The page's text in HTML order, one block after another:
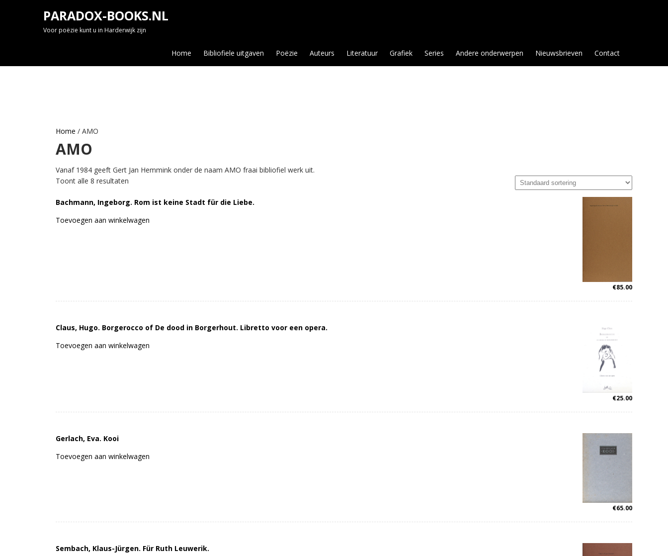
PARADOX-BOOKS.NL
Voor poëzie kunt u in Harderwijk zijn
Home Bibliofiele uitgaven Poëzie Auteurs Literatuur Grafiek Series Andere onderwerpen Nieuwsbrieven Contact
Home / AMO
AMO
Vanaf 1984 geeft Gert Jan Hemmink onder de naam AMO fraai bibliofiel werk uit.
Toont alle 8 resultaten
Bachmann, Ingeborg. Rom ist keine Stadt für die Liebe.
€85.00
Toevoegen aan winkelwagen
Claus, Hugo. Borgerocco of De dood in Borgerhout. Libretto voor een opera.
€25.00
Toevoegen aan winkelwagen
Gerlach, Eva. Kooi
€65.00
Toevoegen aan winkelwagen
Sembach, Klaus-Jürgen. Für Ruth Leuwerik.